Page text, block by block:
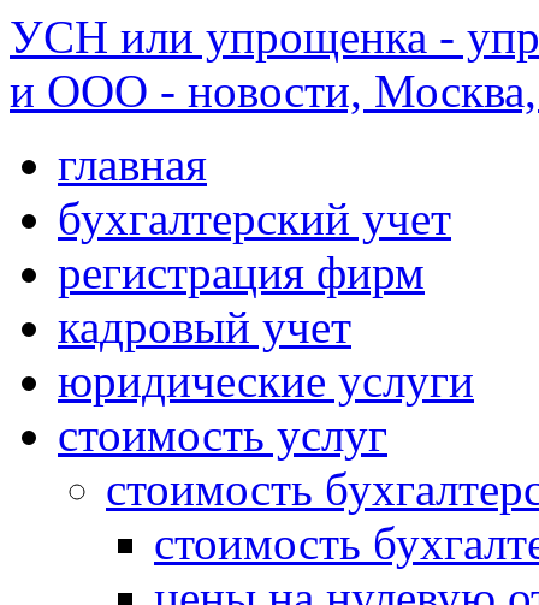
УСН или упрощенка -
и ООО - новости,
главная
бухгалтерский учет
регистрация фирм
кадровый учет
юридические услуги
стоимость услуг
стоимость
стоимость